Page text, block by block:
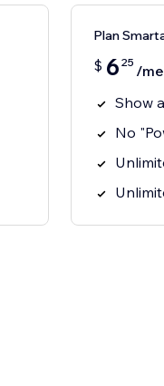
Plan
$ 6 25 /
Show
No